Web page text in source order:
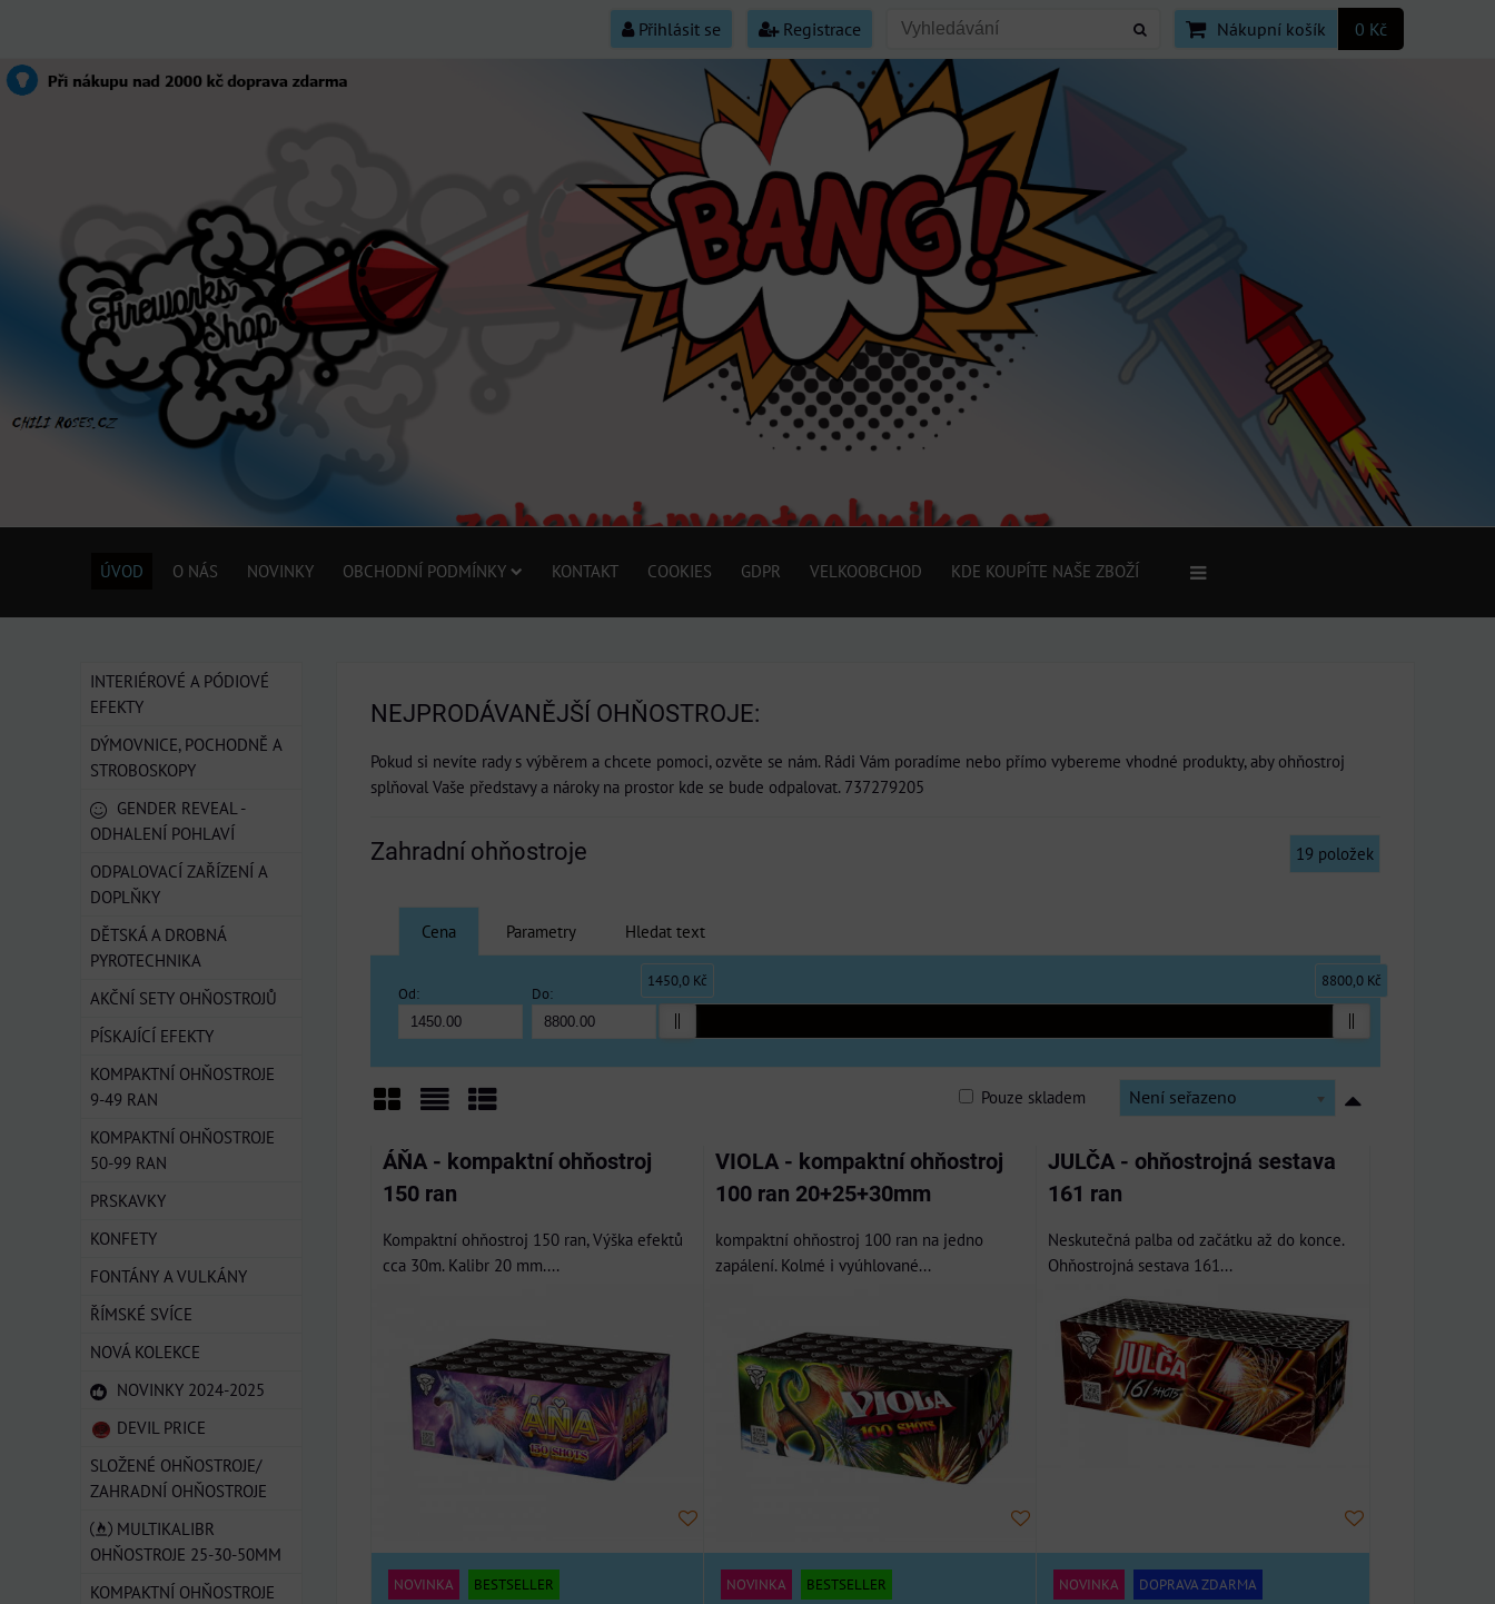
Přihlásit se Registrace Nákupní košík 0 Kč
ÚVOD O NÁS NOVINKY OBCHODNÍ PODMÍNKY KONTAKT COOKIES GDPR VELKOOBCHOD KDE KOUPÍTE NAŠE ZBOŽÍ
NEJPRODÁVANĚJŠÍ OHŇOSTROJE:
Pokud si nevíte rady s výběrem a chcete pomoci, ozvěte se nám. Rádi Vám poradíme nebo přímo vybereme vhodné produkty, aby ohňostroj
splňoval Vaše představy a nároky na prostor kde se bude odpalovat. 737279205
Zahradní ohňostroje 19 položek
Cena Parametry Hledat text
Od: Do:
1450,0 Kč 8800,0 Kč
Mřížka
Není seřazeno
Pouze skladem
ÁŇA - kompaktní ohňostroj
150 ran
Kompaktní ohňostroj 150 ran, Výška efektů
cca 30m. Kalibr 20 mm....
NOVINKA BESTSELLER
VIOLA - kompaktní ohňostroj
100 ran 20+25+30mm
kompaktní ohňostroj 100 ran na jedno
zapálení. Kolmé i vyúhlované...
NOVINKA BESTSELLER
JULČA - ohňostrojná sestava
161 ran
Neskutečná palba od začátku až do konce.
Ohňostrojná sestava 161...
NOVINKA
DOPRAVA ZDARMA
INTERIÉROVÉ A PÓDIOVÉ
EFEKTY
DÝMOVNICE, POCHODNĚ A
STROBOSKOPY
GENDER REVEAL -
ODHALENÍ POHLAVÍ
ODPALOVACÍ ZAŘÍZENÍ A
DOPLŇKY
DĚTSKÁ A DROBNÁ
PYROTECHNIKA
AKČNÍ SETY OHŇOSTROJŮ
PÍSKAJÍCÍ EFEKTY
KOMPAKTNÍ OHŇOSTROJE
9-49 RAN
KOMPAKTNÍ OHŇOSTROJE
50-99 RAN
PRSKAVKY
KONFETY
FONTÁNY A VULKÁNY
ŘÍMSKÉ SVÍCE
NOVÁ KOLEKCE
NOVINKY 2024-2025
DEVIL PRICE
SLOŽENÉ OHŇOSTROJE/
ZAHRADNÍ OHŇOSTROJE
MULTIKALIBR
OHŇOSTROJE 25-30-50MM
KOMPAKTNÍ OHŇOSTROJE